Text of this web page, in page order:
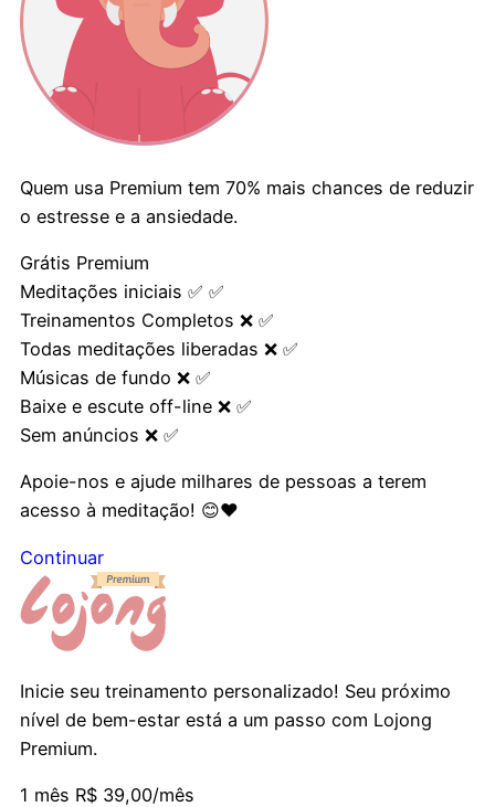
Quem usa Premium tem 70% mais chances de reduzir
o estresse e a ansiedade.
Grátis Premium
Meditações iniciais ✅️ ✅️
Treinamentos Completos ❌ ✅️
Todas meditações liberadas ❌ ✅
Músicas de fundo ❌ ✅
Baixe e escute off-line ❌ ✅
Sem anúncios ❌ ✅
Apoie-nos e ajude milhares de pessoas a terem
acesso à meditação! 😊❤️
Continuar
Inicie seu treinamento personalizado! Seu próximo
nível de bem-estar está a um passo com Lojong
Premium.
1 mês R$ 39,00/mês